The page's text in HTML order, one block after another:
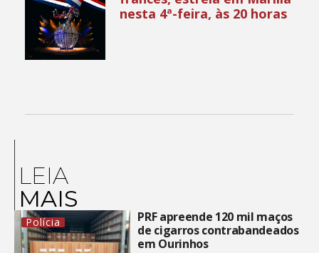
nesta 4ª-feira, às 20 horas
LEIA
MAIS
Polícia
PRF apreende 120 mil maços
de cigarros contrabandeados
em Ourinhos